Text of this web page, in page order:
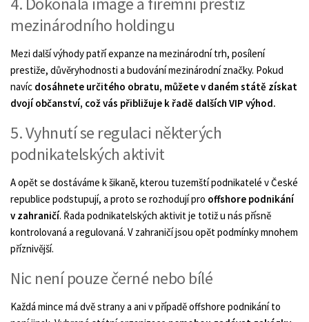
mezinárodního holdingu
Mezi další výhody patří expanze na mezinárodní trh, posílení
prestiže, důvěryhodnosti a budování mezinárodní značky. Pokud
navíc dosáhnete určitého obratu, můžete v daném státě získat
dvojí občanství, což vás přibližuje k řadě dalších VIP výhod.
5. Vyhnutí se regulaci některých
podnikatelských aktivit
A opět se dostáváme k šikaně, kterou tuzemští podnikatelé v České
republice podstupují, a proto se rozhodují pro offshore podnikání
v zahraničí. Řada podnikatelských aktivit je totiž u nás přísně
kontrolovaná a regulovaná. V zahraničí jsou opět podmínky mnohem
příznivější.
Nic není pouze černé nebo bílé
Každá mince má dvě strany a ani v případě offshore podnikání to